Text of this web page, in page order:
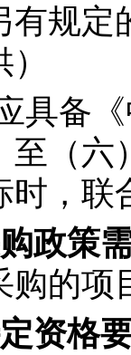
有规定
具备
至（六
时，联
政策
购的项
资格